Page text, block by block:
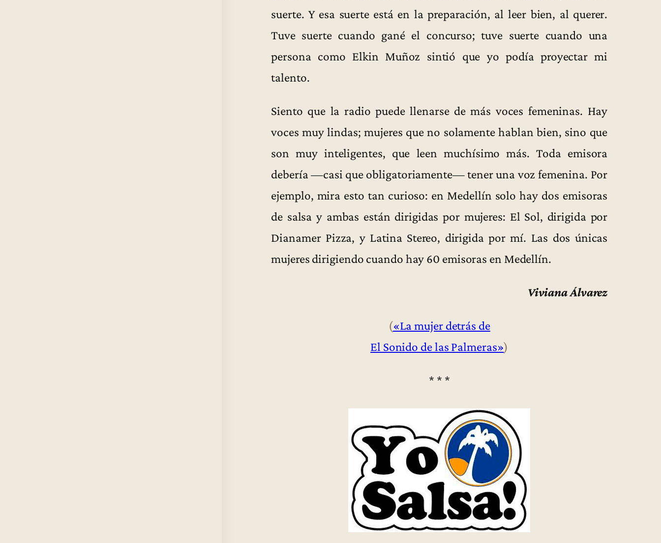
suerte. Y esa suerte está en la preparación, al leer bien, al querer.
Tuve suerte cuando gané el concurso; tuve suerte cuando una
persona como Elkin Muñoz sintió que yo podía proyectar mi
talento.
Siento que la radio puede llenarse de más voces femeninas. Hay
voces muy lindas; mujeres que no solamente hablan bien, sino que
son muy inteligentes, que leen muchísimo más. Toda emisora
debería —casi que obligatoriamente— tener una voz femenina. Por
ejemplo, mira esto tan curioso: en Medellín solo hay dos emisoras
de salsa y ambas están dirigidas por mujeres: El Sol, dirigida por
Dianamer Pizza, y Latina Stereo, dirigida por mí. Las dos únicas
mujeres dirigiendo cuando hay 60 emisoras en Medellín.
Viviana Álvarez
(«La mujer detrás de
El Sonido de las Palmeras»)
* * *